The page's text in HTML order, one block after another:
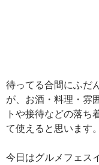
待ってる合間にふだ
が、お酒・料理・雰
トや接待などの落ち
て使えると思います。
今日はグルメフェス